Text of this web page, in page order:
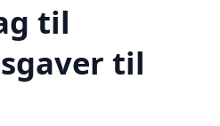
til
til